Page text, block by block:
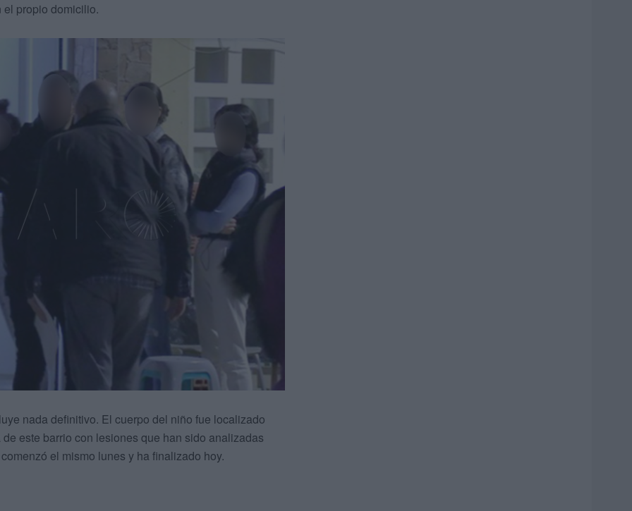
el propio domicilio.
nada definitivo. El cuerpo del niño fue localizado
este barrio con lesiones que han sido analizadas
el mismo lunes y ha finalizado hoy.